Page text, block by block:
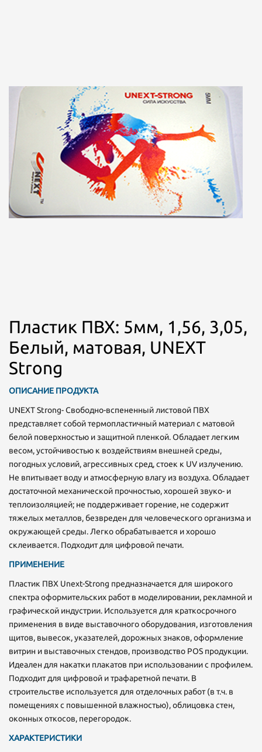
Примечание: Настоящим подтверждаю, что персональные данные, указанные
мною в настоящей Форме, полностью соответствуют Федеральному закону «О
персональных данных» от 27 июля 2006 г. № 152-ФЗ (в частности, пп. 10 п. 1 ст. 6,
ст. 8, пп. 4 п. 2 ст. 22), а также выражаю свое согласие на их обработку (в том числе
посредством поручения такой обработки специализированной организации). При
этом компания обязуется обрабатывать персональные данные, соблюдая их
конфиденциальность и безопасность.
Пластик ПВХ: 5мм, 1,56, 3,05,
Белый, матовая, UNEXT
Strong
ОПИСАНИЕ ПРОДУКТА
UNEXT Strong- Свободно-вспененный листовой ПВХ
представляет собой термопластичный материал с матовой
белой поверхностью и защитной пленкой. Обладает легким
весом, устойчивостью к воздействиям внешней среды,
погодных условий, агрессивных сред, стоек к UV излучению.
Не впитывает воду и атмосферную влагу из воздуха. Обладает
достаточной механической прочностью, хорошей звуко- и
теплоизоляцией; не поддерживает горение, не содержит
тяжелых металлов, безвреден для человеческого организма и
окружающей среды. Легко обрабатывается и хорошо
склеивается. Подходит для цифровой печати.
ПРИМЕНЕНИЕ
Пластик ПВХ Unext-Strong предназначается для широкого
спектра оформительских работ в моделировании, рекламной и
графической индустрии. Используется для краткосрочного
применения в виде выставочного оборудования, изготовления
щитов, вывесок, указателей, дорожных знаков, оформление
витрин и выставочных стендов, производство POS продукции.
Идеален для накатки плакатов при использовании с профилем.
Подходит для цифровой и трафаретной печати. В
строительстве используется для отделочных работ (в т.ч. в
помещениях с повышенной влажностью), облицовка стен,
оконных откосов, перегородок.
ХАРАКТЕРИСТИКИ